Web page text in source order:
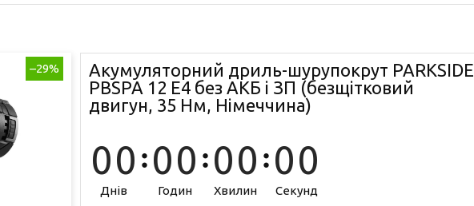
–29%
Акумуляторний дриль-шурупокрут PARKSIDE
PBSPA 12 E4 без АКБ і ЗП (безщітковий
двигун, 35 Нм, Німеччина)
00
Днів
00
Годин
00
Хвилин
00
Секунд